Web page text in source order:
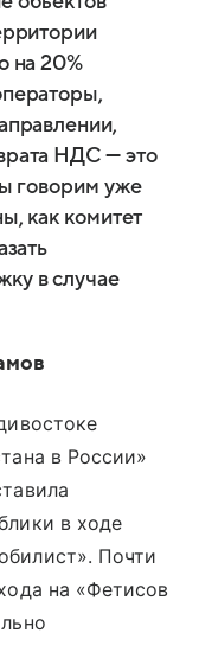
на 20%
НДС — это
говорим уже
как комитет
в случае
в России»
в ходе
Почти
на «Фетисов